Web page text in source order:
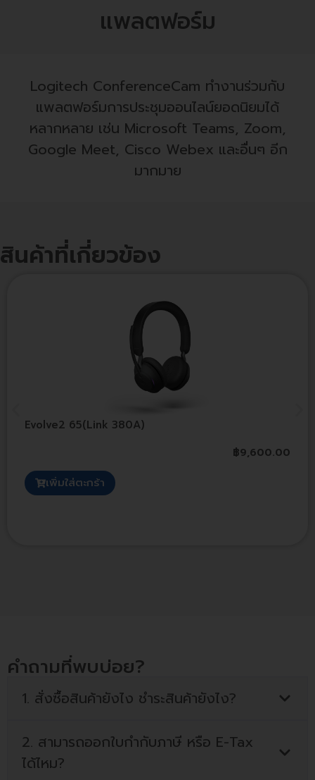
แพลตฟอร์ม
Logitech ConferenceCam ทำงานร่วมกับ
แพลตฟอร์มการประชุมออนไลน์ยอดนิยมได้
หลากหลาย เช่น Microsoft Teams, Zoom,
Google Meet, Cisco Webex และอื่นๆ อีก
มากมาย
สินค้าที่เกี่ยวข้อง
Evolve2 65(Link 380A)
฿9,600.00
เพิ่มใส่ตะกร้า
คำถามที่พบบ่อย?
1. สั่งซื้อสินค้ายังไง ชำระสินค้ายังไง?
2. สามารถออกใบกำกับภาษี หรือ E-Tax
ได้ไหม?